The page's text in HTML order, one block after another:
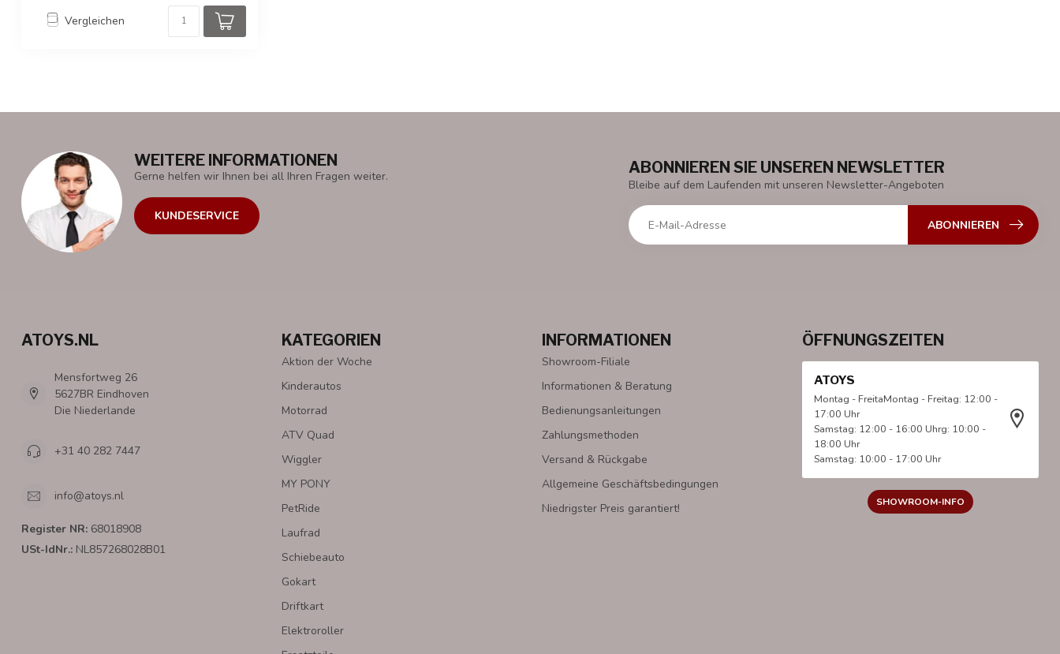
Vergleichen
WEITERE INFORMATIONEN
Gerne helfen wir Ihnen bei all Ihren Fragen weiter.
KUNDESERVICE
ABONNIEREN SIE UNSEREN NEWSLETTER
Bleibe auf dem Laufenden mit unseren Newsletter-Angeboten
ABONNIEREN
ATOYS.NL
Mensfortweg 26
5627BR Eindhoven
Die Niederlande
+31 40 282 7447
info@atoys.nl
Register NR: 68018908
USt-IdNr.: NL857268028B01
KATEGORIEN
Aktion der Woche
Kinderautos
Motorrad
ATV Quad
Wiggler
MY PONY
PetRide
Laufrad
Schiebeauto
Gokart
Driftkart
Elektroroller
INFORMATIONEN
Showroom-Filiale
Informationen & Beratung
Bedienungsanleitungen
Zahlungsmethoden
Versand & Rückgabe
Allgemeine Geschäftsbedingungen
Niedrigster Preis garantiert!
ÖFFNUNGSZEITEN
ATOYS
Montag - FreitaMontag - Freitag: 12:00 -
17:00 Uhr
Samstag: 12:00 - 16:00 Uhrg: 10:00 -
18:00 Uhr
Samstag: 10:00 - 17:00 Uhr
SHOWROOM-INFO